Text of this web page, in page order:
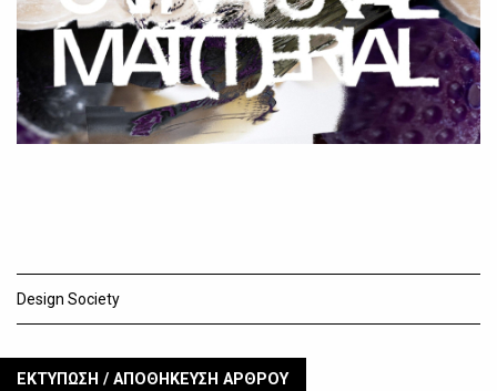
Design Society
ΕΚΤΥΠΩΣΗ / ΑΠΟΘΗΚΕΥΣΗ ΑΡΘΡΟΥ